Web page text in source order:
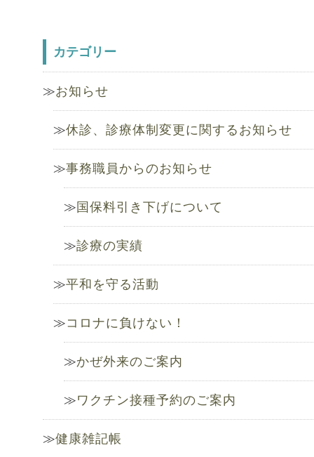
カテゴリー
お知らせ
休診、診療体制変更に関するお知らせ
事務職員からのお知らせ
国保料引き下げについて
診療の実績
平和を守る活動
コロナに負けない！
かぜ外来のご案内
ワクチン接種予約のご案内
健康雑記帳